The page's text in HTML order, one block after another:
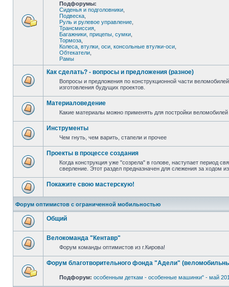
Подфорумы:
Сиденья и подголовники
Подвеска
Руль и рулевое управление
Трансмиссия
Багажники, прицепы, сумки
Тормоза
Колеса, втулки, оси, консольные втулки-оси
Обтекатели
Рамы
Как сделать? - вопросы и предложения (разное)
Вопросы и предложения по конструкционной части
изготовления будущих проектов.
Материаловедение
Какие материалы можно применять для постройки
Инструменты
Чем гнуть, чем варить, стапели и прочее
Проекты в процессе создания
Когда конструкция уже "созрела" в голове, наступает период
сверление. Этот раздел предназначен для слежения за ходом
Покажите свою мастерскую!
Форум оптимистов с ограниченной мобильностью
Общий
Велокоманда "Кентавр"
Форум команды оптимистов из г.Кирова!
Форум благотворительного фонда "Адели"
Подфорум: особенным деткам - особенные машинки" - май